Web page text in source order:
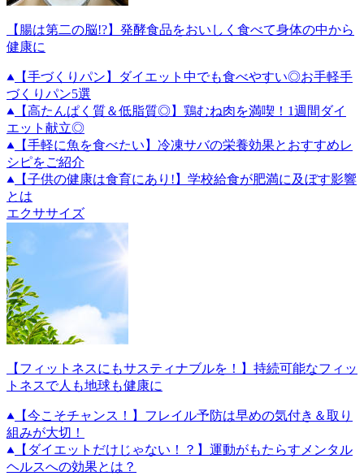
【腸は第二の脳!?】発酵食品をおいしく食べて身体の中から
健康に
【手づくりパン】ダイエット中でも食べやすい◎お手軽手
づくりパン5選
【高たんぱく質＆低脂質◎】鶏むね肉を満喫！1週間ダイ
エット献立◎
【手軽に魚を食べたい】冷凍サバの栄養効果とおすすめレ
シピをご紹介
【子供の健康は食育にあり!】学校給食が肥満に及ぼす影響
とは
エクササイズ
【フィットネスにもサスティナブルを！】持続可能なフィッ
トネスで人も地球も健康に
【今こそチャンス！】フレイル予防は早めの気付き＆取り
組みが大切！
【ダイエットだけじゃない！？】運動がもたらすメンタル
ヘルスへの効果とは？